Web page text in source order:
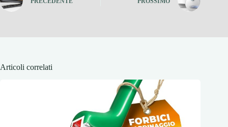
Articoli correlati